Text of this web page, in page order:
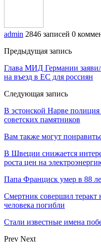
admin 2846 записей 0
Предыдущая запись
Глава МИД Германии
на въезд в ЕС для россиян
Следующая запись
В эстонской Нарве
советских памятников
Вам также могут
В Швеции снижается
роста цен на
Папа Франциск умер в 88
Смертник совершил теракт
человека погибли
Стали известные имена
Prev Next